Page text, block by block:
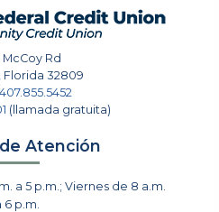
McCoy Rd
Florida 32809
407.855.5452
(llamada gratuita)
Atención
a 5 p.m.; Viernes de 8 a.m.
6 p.m.